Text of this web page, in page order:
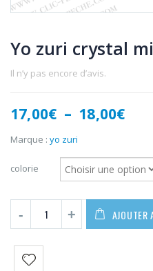
Yo zuri crystal
Il n’y pas encore d’avis.
17,00€ – 18,00€
à
Marque : yo zuri
colorie
AJOUTER